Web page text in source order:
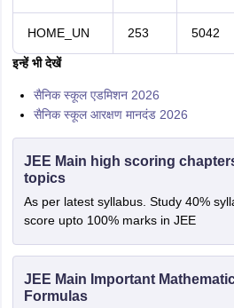
HOME_UN 253 5042
इन्हें भी देखें
सैनिक स्कूल एडमिशन 2026
सैनिक स्कूल आरक्षण मानदंड 2026
JEE Main high scoring
topics
As per latest syllabus. Study 40%
score upto 100% marks in JEE
JEE Main Important
Formulas